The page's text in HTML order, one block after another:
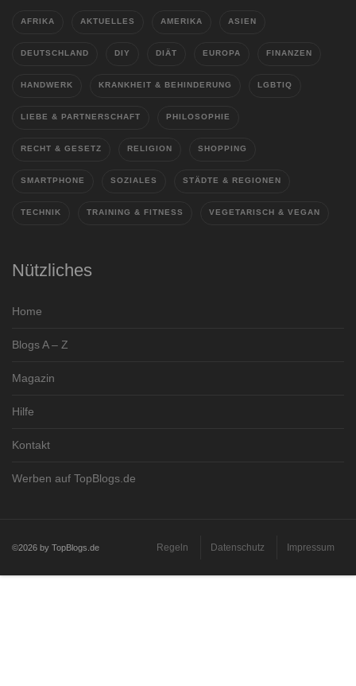
AFRIKA AKTUELLES AMERIKA ASIEN
DEUTSCHLAND DIY DIÄT EUROPA FINANZEN
HANDWERK KRANKHEIT & BEHINDERUNG LGBTIQ
LIEBE & PARTNERSCHAFT PHILOSOPHIE
RECHT & GESETZ RELIGION SHOPPING
SMARTPHONE SOZIALES STÄDTE & REGIONEN
TECHNIK TRAINING & FITNESS VEGETARISCH & VEGAN
Nützliches
Home
Blogs A – Z
Magazin
Hilfe
Kontakt
Werben auf TopBlogs.de
©2026 by TopBlogs.de Regeln Datenschutz Impressum